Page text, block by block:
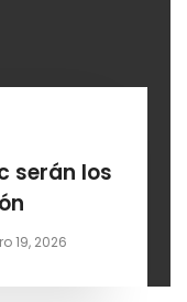
serán los
19, 2026